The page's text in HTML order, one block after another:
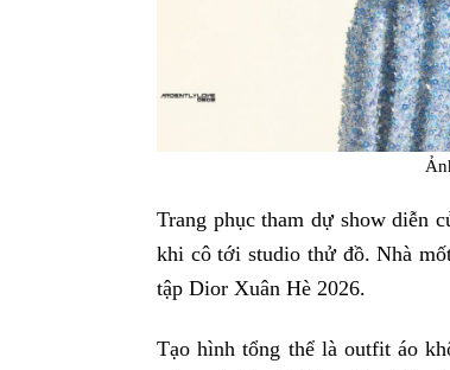
Trang phục tham dự show diễn
khi cô tới studio thử đồ. Nhà
tập Dior Xuân Hè 2026.
Tạo hình tổng thể là outfit áo